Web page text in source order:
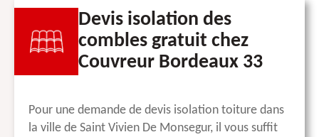
Devis isolation des
combles gratuit chez
Couvreur Bordeaux 33
Pour une demande de devis isolation toiture dans
la ville de Saint Vivien De Monsegur, il vous suffit